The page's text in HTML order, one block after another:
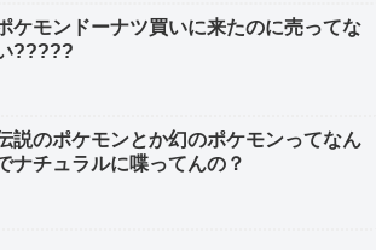
ケモンドーナツ買いに来たのに売ってな
?????
説のポケモンとか幻のポケモンってなん
ナチュラルに喋ってんの？